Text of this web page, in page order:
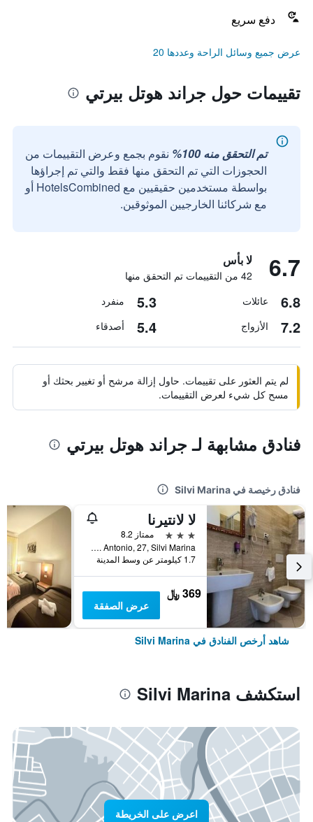
دفع سريع
عرض جميع وسائل الراحة وعددها 20
تقييمات حول جراند هوتل بيرتي
تم التحقق منه 100%
نقوم بجمع وعرض التقييمات من
الحجوزات التي تم التحقق منها فقط والتي تم إجراؤها
بواسطة مستخدمين حقيقيين مع HotelsCombined أو
مع شركائنا الخارجيين الموثوقين.
6.7 لا بأس
42 من التقييمات تم التحقق منها
6.8 عائلات 5.3 منفرد
7.2 الأزواج 5.4 أصدقاء
لم يتم العثور على تقييمات. حاول إزالة مرشح أو تغيير بحثك أو
مسح كل شيء لعرض التقييمات.
فنادق مشابهة لـ جراند هوتل بيرتي
فنادق رخيصة في Silvi Marina
لا لانتيرنا
3 نجوم
ممتاز 8.2
Via S. Antonio, 27, Silvi Marina, مقاطعة تيرامو, إيطاليا
1.7 كيلومتر عن وسط المدينة
369 ﷼
عرض الصفقة
شاهد أرخص الفنادق في Silvi Marina
استكشف Silvi Marina
اعرض على الخريطة